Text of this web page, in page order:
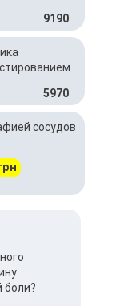
9190
5970
сосудов
боли?